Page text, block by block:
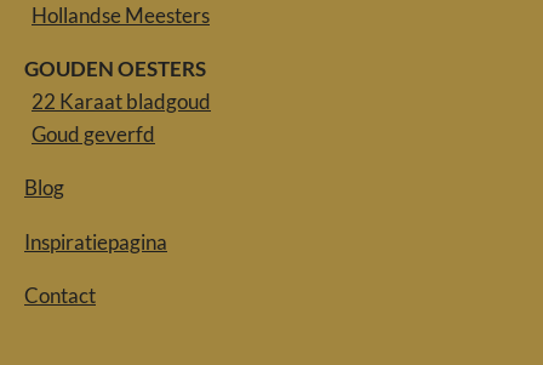
Hollandse Meesters
GOUDEN OESTERS
22 Karaat bladgoud
Goud geverfd
Blog
Inspiratiepagina
Contact